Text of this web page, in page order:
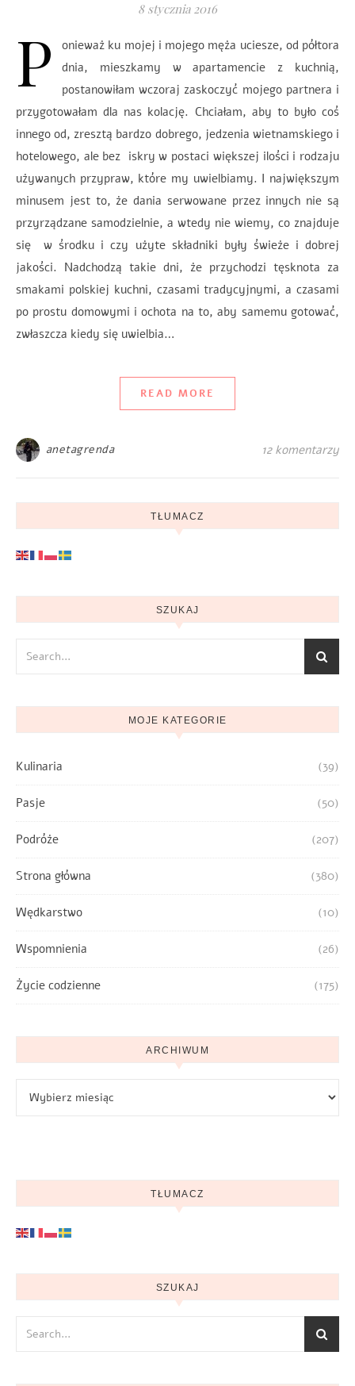
8 stycznia 2016
P
onieważ ku mojej i mojego męża uciesze, od półtora
dnia, mieszkamy w apartamencie z kuchnią,
postanowiłam wczoraj zaskoczyć mojego partnera i
przygotowałam dla nas kolację. Chciałam, aby to było coś
innego od, zresztą bardzo dobrego, jedzenia wietnamskiego i
hotelowego, ale bez iskry w postaci większej ilości i rodzaju
używanych przypraw, które my uwielbiamy. I największym
minusem jest to, że dania serwowane przez innych nie są
przyrządzane samodzielnie, a wtedy nie wiemy, co znajduje
się w środku i czy użyte składniki były świeże i dobrej
jakości. Nadchodzą takie dni, że przychodzi tęsknota za
smakami polskiej kuchni, czasami tradycyjnymi, a czasami
po prostu domowymi i ochota na to, aby samemu gotować,
zwłaszcza kiedy się uwielbia…
READ MORE
anetagrenda 12 komentarzy
TŁUMACZ
SZUKAJ
MOJE KATEGORIE
Kulinaria (39)
Pasje (50)
Podróże (207)
Strona główna (380)
Wędkarstwo (10)
Wspomnienia (26)
Życie codzienne (175)
ARCHIWUM
TŁUMACZ
SZUKAJ